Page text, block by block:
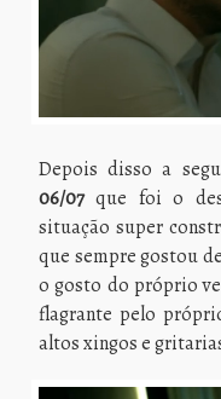
Depois disso a
06/07que foi o
situação super
que sempre gostou
o gosto do próprio
flagrante pelo
altos xingos e